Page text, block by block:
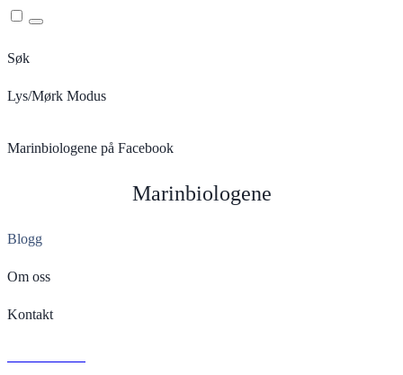
Menu
Søk
Lys/Mørk Modus
Marinbiologene på Facebook
Marinbiologene
Blogg
Om oss
Kontakt